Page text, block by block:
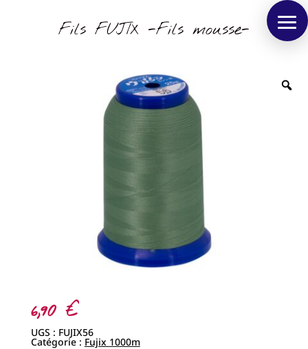
Fils FUJIX -Fils mousse-
6,90 €
UGS : FUJIX56
Catégorie : Fujix 1000m